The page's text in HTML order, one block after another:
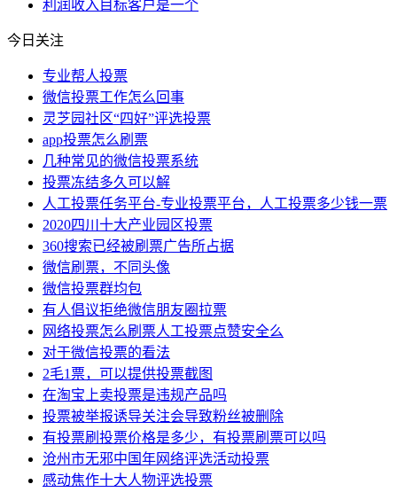
利润 收入 目标客户是一个
今日关注
专业帮人投票
微信投票工作怎么回事
灵芝园社区“四好”评选投票
app投票怎么刷票
几种常见的微信投票系统
投票冻结多久可以解
人工投票任务平台-专业投票平台，人工投票多少钱一票
2020四川十大产业园区投票
360搜索已经被刷票广告所占据
微信刷票，不同头像
微信投票群均包
有人倡议拒绝微信朋友圈拉票
网络投票怎么刷票人工投票点赞安全么
对于微信投票的看法
2毛1票，可以提供投票截图
在淘宝上卖投票是违规产品吗
投票被举报诱导关注会导致粉丝被删除
有投票刷投票价格是多少，有投票刷票可以吗
沧州市无邪中国年网络评选活动投票
感动焦作十大人物评选投票